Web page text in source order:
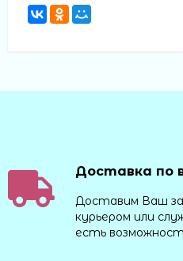
Доставка по
Доставим Ваш
курьером или
есть